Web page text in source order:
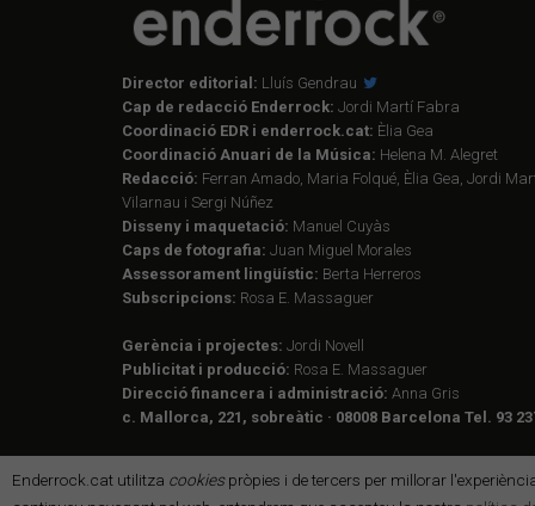
Enderrock.cat utilitza cookiespròpies i de tercers per millorar
Director editorial: Lluís Gendrau
Cap de redacció Enderrock: Jordi Martí Fabra
Coordinació EDR i enderrock.cat: Èlia Gea
Coordinació Anuari de la Música: Helena M. Alegret
Redacció: Ferran Amado, Maria Folqué, Èlia Gea, Jordi
Vilarnau i Sergi Núñez
Disseny i maquetació: Manuel Cuyàs
Caps de fotografia: Juan Miguel Morales
Assessorament lingüístic: Berta Herreros
Subscripcions: Rosa E. Massaguer
Gerència i projectes: Jordi Novell
Publicitat i producció: Rosa E. Massaguer
Direcció financera i administració: Anna Gris
c. Mallorca, 221, sobreàtic · 08008 Barcelona Tel. 93